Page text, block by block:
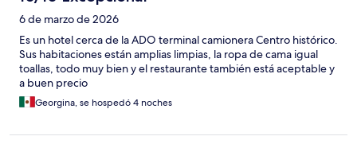
6 de marzo de 2026
Es un hotel cerca de la ADO terminal camionera Centro histórico.
Sus habitaciones están amplias limpias, la ropa de cama igual
toallas, todo muy bien y el restaurante también está aceptable y
a buen precio
Georgina, se hospedó 4 noches